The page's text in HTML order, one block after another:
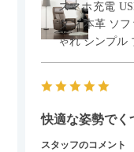
スマホ充電
ダン 本革 ソフ
ゃれ シンプル
快適な姿勢でく
スタッフのコメント